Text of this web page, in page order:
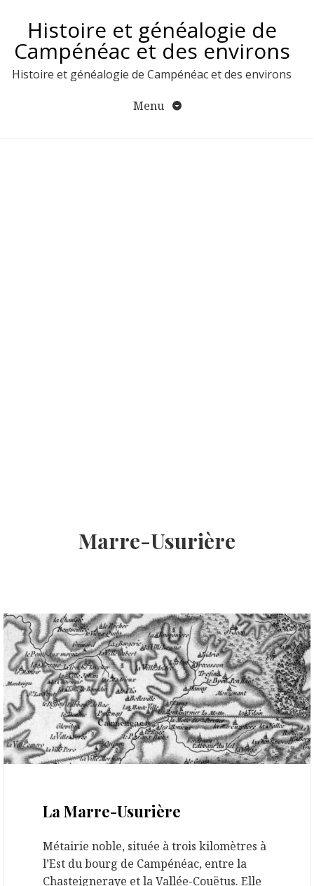
contenuHistoire et généalogie de
Campénéac et des environs
Histoire et généalogie de Campénéac et des environs
Menu
Marre-Usurière
La Marre-Usurière
Métairie noble, située à trois kilomètres à
l’Est du bourg de Campénéac, entre la
Chasteigneraye et la Vallée-Couëtus. Elle